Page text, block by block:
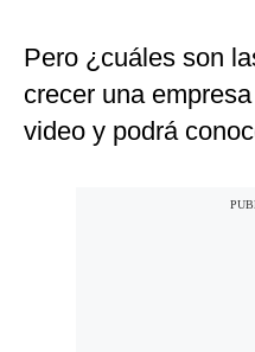
Pero ¿cuáles son
crecer una
video y podrá